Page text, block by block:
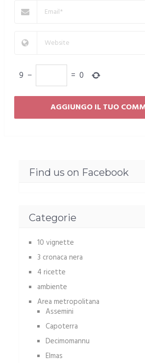
9 − = 0
Find us on Facebook
Categorie
10 vignette
3 cronaca nera
4 ricette
ambiente
Area metropolitana
Assemini
Capoterra
Decimomannu
Elmas